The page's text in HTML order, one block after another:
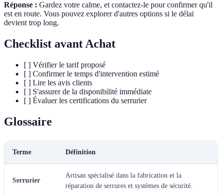
Réponse : Gardez votre calme, et contactez-le pour confirmer qu'il
est en route. Vous pouvez explorer d'autres options si le délai
devient trop long.
Checklist avant Achat
[ ] Vérifier le tarif proposé
[ ] Confirmer le temps d'intervention estimé
[ ] Lire les avis clients
[ ] S'assurer de la disponibilité immédiate
[ ] Évaluer les certifications du serrurier
Glossaire
Terme Définition
Serrurier
Artisan spécialisé dans la fabrication et la
réparation de serrures et systèmes de sécurité.